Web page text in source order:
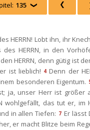
135
HERRN! Lobt ihn, ihr
HERRN, in den
HERRN, denn gütig ist
ist lieblich! 4 Denn der
besonderen Eigentum.
ja, unser Herr ist größer
wohlgefällt, das tut er, im
in allen Tiefen: 7 Er lässt
er macht Blitze beim